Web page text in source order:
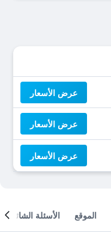
عرض الأسعار
عرض الأسعار
عرض الأسعار
الموقع الأسئلة الشائعة